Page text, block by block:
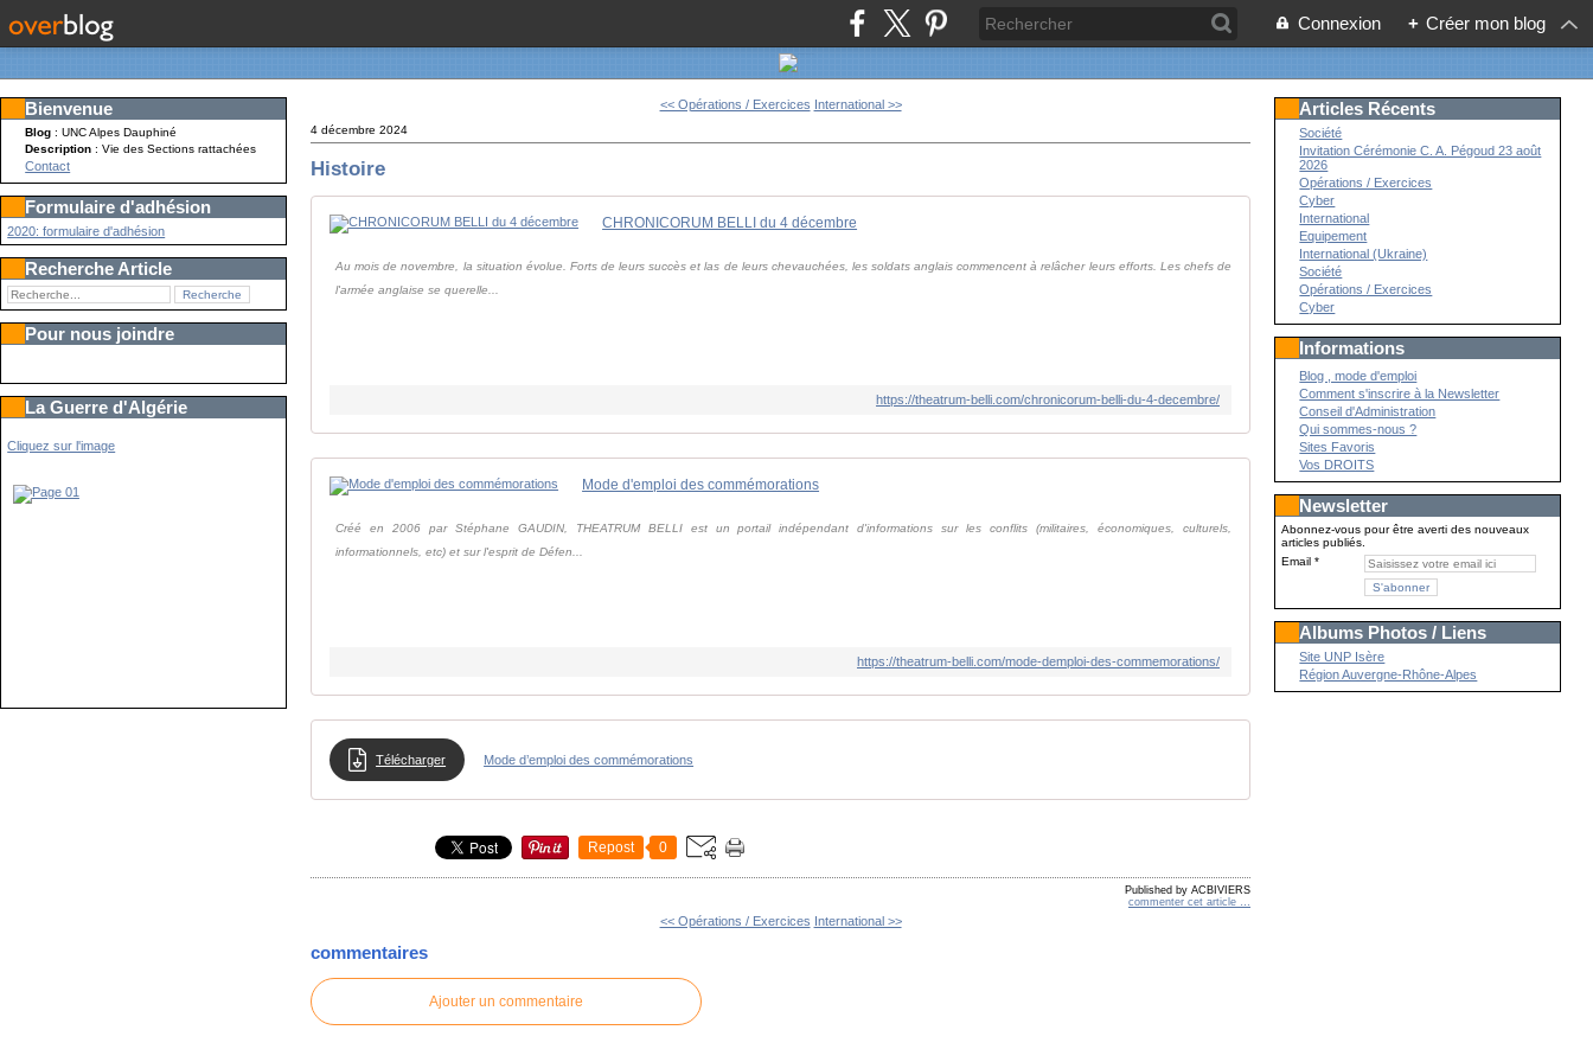
Connexion + Créer mon blog
Bienvenue
Blog : UNC Alpes Dauphiné
Description: Vie des Sections rattachées
Contact
Formulaire d'adhésion
2020: formulaire d'adhésion
Recherche Article
Pour nous joindre
La Guerre d'Algérie
Cliquez sur l'image
<< Opérations / Exercices International >>
4 décembre 2024
Histoire
CHRONICORUM BELLI du 4 décembre
Au mois de novembre, la situation évolue. Forts de leurs succès et las de leurs chevauchées, les soldats anglais commencent à relâcher leurs efforts. Les chefs de
l'armée anglaise se querelle...
https://theatrum-belli.com/chronicorum-belli-du-4-decembre/
Mode d'emploi des commémorations
Créé en 2006 par Stéphane GAUDIN, THEATRUM BELLI est un portail indépendant d'informations sur les conflits (militaires, économiques, culturels,
informationnels, etc) et sur l'esprit de Défen...
https://theatrum-belli.com/mode-demploi-des-commemorations/
Télécharger Mode d’emploi des commémorations
Repost 0
Published by ACBIVIERS
commenter cet article
<< Opérations / Exercices International >>
commentaires
Ajouter un commentaire
Articles Récents
Société
Invitation Cérémonie C. A. Pégoud 23 août
2026
Opérations / Exercices
Cyber
International
Equipement
International (Ukraine)
Société
Opérations / Exercices
Cyber
Informations
Blog , mode d'emploi
Comment s'inscrire à la Newsletter
Conseil d'Administration
Qui sommes-nous ?
Sites Favoris
Vos DROITS
Newsletter
Abonnez-vous pour être averti des nouveaux
articles publiés.
Email
Albums Photos / Liens
Site UNP Isère
Région Auvergne-Rhône-Alpes